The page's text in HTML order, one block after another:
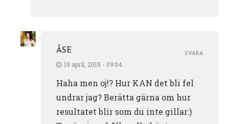
ÅSE
19 april, 2015 - 09:04
Haha men oj!? Hur KAN det bli fel
undrar jag? Berätta gärna om hur
resultatet blir som du inte gillar:)
SVARA